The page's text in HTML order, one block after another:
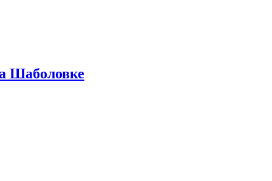
Шаболовке